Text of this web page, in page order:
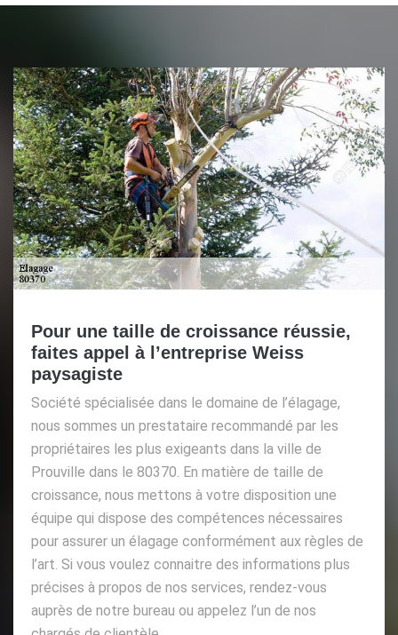
Pour une taille de croissance réussie,
faites appel à l’entreprise Weiss
paysagiste
Société spécialisée dans le domaine de l’élagage,
nous sommes un prestataire recommandé par les
propriétaires les plus exigeants dans la ville de
Prouville dans le 80370. En matière de taille de
croissance, nous mettons à votre disposition une
équipe qui dispose des compétences nécessaires
pour assurer un élagage conformément aux règles de
l’art. Si vous voulez connaitre des informations plus
précises à propos de nos services, rendez-vous
auprès de notre bureau ou appelez l’un de nos